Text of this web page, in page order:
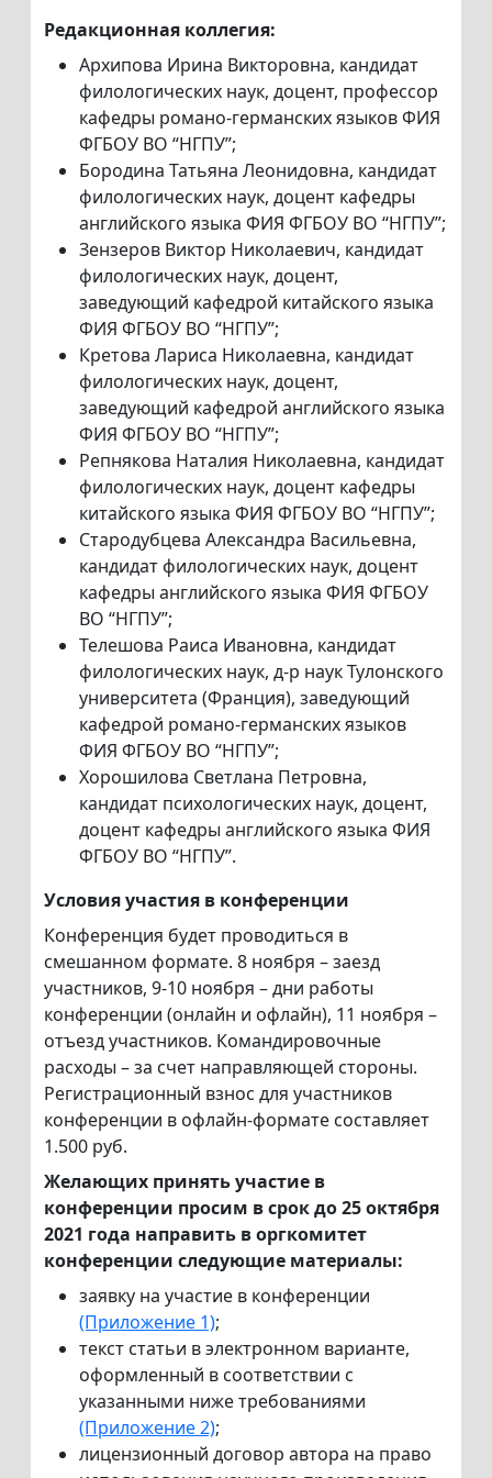
Редакционная коллегия:
Архипова Ирина Викторовна, кандидат
филологических наук, доцент, профессор
кафедры романо-германских языков ФИЯ
ФГБОУ ВО “НГПУ”;
Бородина Татьяна Леонидовна, кандидат
филологических наук, доцент кафедры
английского языка ФИЯ ФГБОУ ВО “НГПУ”;
Зензеров Виктор Николаевич, кандидат
филологических наук, доцент,
заведующий кафедрой китайского языка
ФИЯ ФГБОУ ВО “НГПУ”;
Кретова Лариса Николаевна, кандидат
филологических наук, доцент,
заведующий кафедрой английского языка
ФИЯ ФГБОУ ВО “НГПУ”;
Репнякова Наталия Николаевна, кандидат
филологических наук, доцент кафедры
китайского языка ФИЯ ФГБОУ ВО “НГПУ”;
Стародубцева Александра Васильевна,
кандидат филологических наук, доцент
кафедры английского языка ФИЯ ФГБОУ
ВО “НГПУ”;
Телешова Раиса Ивановна, кандидат
филологических наук, д-р наук Тулонского
университета (Франция), заведующий
кафедрой романо-германских языков
ФИЯ ФГБОУ ВО “НГПУ”;
Хорошилова Светлана Петровна,
кандидат психологических наук, доцент,
доцент кафедры английского языка ФИЯ
ФГБОУ ВО “НГПУ”.
Условия участия в конференции
Конференция будет проводиться в
смешанном формате. 8 ноября – заезд
участников, 9-10 ноября – дни работы
конференции (онлайн и офлайн), 11 ноября –
отъезд участников. Командировочные
расходы – за счет направляющей стороны.
Регистрационный взнос для участников
конференции в офлайн-формате составляет
1.500 руб.
Желающих принять участие в
конференции просим в срок до 25 октября
2021 года направить в оргкомитет
конференции следующие материалы:
заявку на участие в конференции
(Приложение 1);
текст статьи в электронном варианте,
оформленный в соответствии с
указанными ниже требованиями
(Приложение 2);
лицензионный договор автора на право